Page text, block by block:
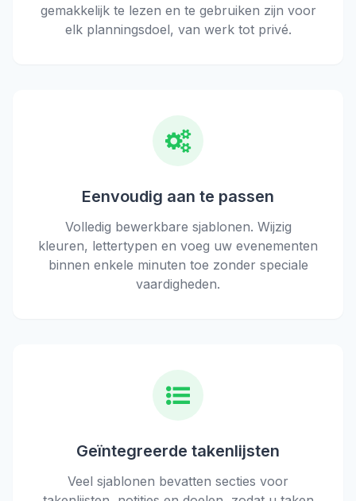
gemakkelijk te lezen en te gebruiken zijn voor
elk planningsdoel, van werk tot privé.
Eenvoudig aan te passen
Volledig bewerkbare sjablonen. Wijzig
kleuren, lettertypen en voeg uw evenementen
binnen enkele minuten toe zonder speciale
vaardigheden.
Geïntegreerde takenlijsten
Veel sjablonen bevatten secties voor